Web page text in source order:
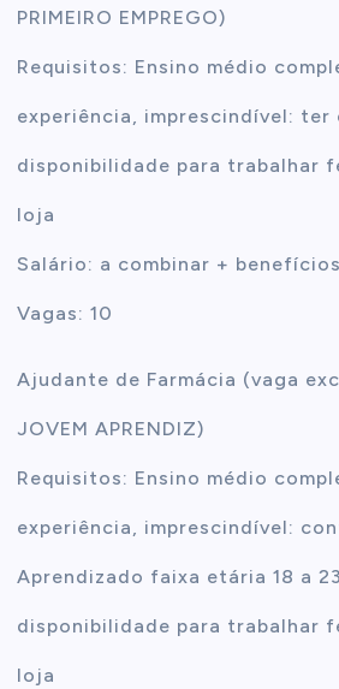
PRIMEIRO EMPREGO)
Requisitos: Ensino médio
experiência, imprescindível: ter
disponibilidade para trabalhar
loja
Salário: a combinar + benefícios
Vagas: 10
Ajudante de Farmácia (vaga
JOVEM APRENDIZ)
Requisitos: Ensino médio
experiência, imprescindível:
Aprendizado faixa etária 18 a
disponibilidade para trabalhar
loja